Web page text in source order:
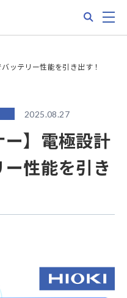
ッテリー性能を引き出す！
2025.08.27
ー】電極設計
性能を引き